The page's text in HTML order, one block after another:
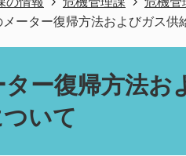
ーター復帰方法およびガス供
ー復帰方法お
いて